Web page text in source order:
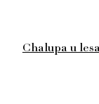
Chalupa u